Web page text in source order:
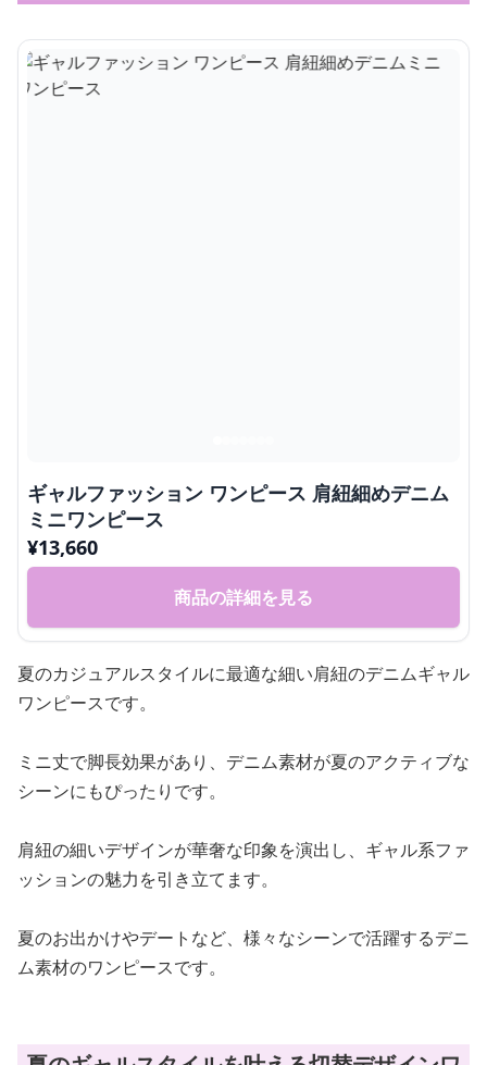
ギャルファッション ワンピース 肩紐細めデニム
ミニワンピース
¥13,660
商品の詳細を見る
夏のカジュアルスタイルに最適な細い肩紐のデニムギャル
ワンピースです。
ミニ丈で脚長効果があり、デニム素材が夏のアクティブな
シーンにもぴったりです。
肩紐の細いデザインが華奢な印象を演出し、ギャル系ファ
ッションの魅力を引き立てます。
夏のお出かけやデートなど、様々なシーンで活躍するデニ
ム素材のワンピースです。